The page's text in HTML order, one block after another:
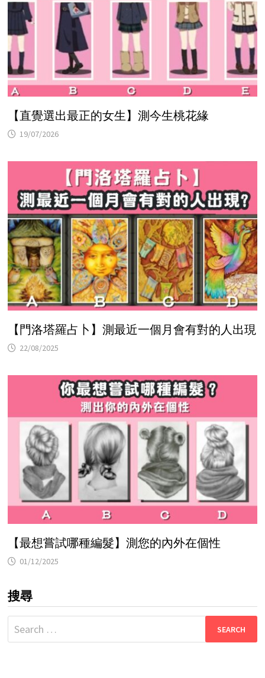
【直覺選出最正的女生】測今生桃花緣
19/07/2026
【門洛塔羅占卜】測最近一個月會有對的人出現
22/08/2025
【最想嘗試哪種編髮】測您的內外在個性
01/12/2025
搜尋
Search
for: